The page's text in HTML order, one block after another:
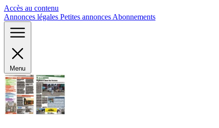
Accès au contenu
Annonces légales Petites annonces Abonnements
Menu
Panneau de gestion des cookies